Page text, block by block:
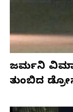
ಜರ್ಮನಿ
ತುಂಬಿದ